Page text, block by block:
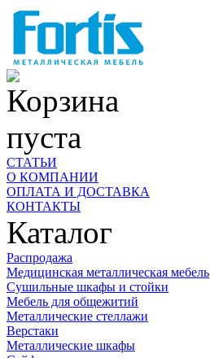
Корзина
пуста
СТАТЬИ
О КОМПАНИИ
ОПЛАТА И ДОСТАВКА
КОНТАКТЫ
Каталог
Распродажа
Медицинская металлическая мебель
Сушильные шкафы и стойки
Мебель для общежитий
Металлические стеллажи
Верстаки
Металлические шкафы